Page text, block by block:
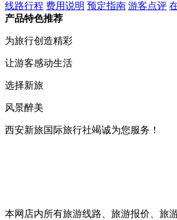
线路行程 费用说明 预定指南 游客点评
产品特色推荐
为旅行创造精彩
让游客感动生活
选择新旅
风景醉美
西安新旅国际旅行社竭诚为您服务！
本网店内所有旅游线路、旅游报价、旅